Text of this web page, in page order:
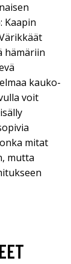
Kaapin
hämäriin
kauko-
voit
mitat
mutta